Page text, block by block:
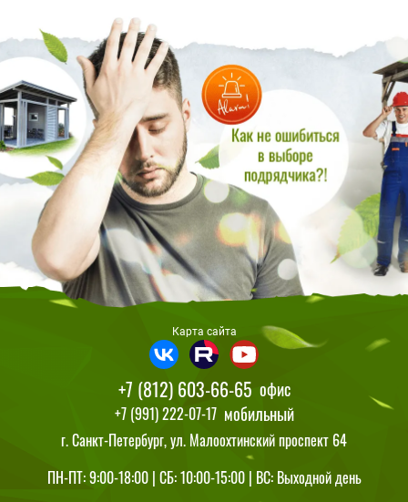
ПН-ПТ: 9:00-18:00 | СБ: 10:00-15:00 | ВС: Выходной день
+7 (812) 603-66-65 офис
+7 (991) 222-07-17 мобильный
г. Санкт-Петербург, ул. Малоохтинский проспект 64
Карта сайта